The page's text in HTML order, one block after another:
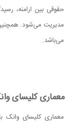
حقوقی بین ارامنه،
مدیریت می‌شود.
می‌باشد.
معماری کلیسای
معماری کلیسای وانک